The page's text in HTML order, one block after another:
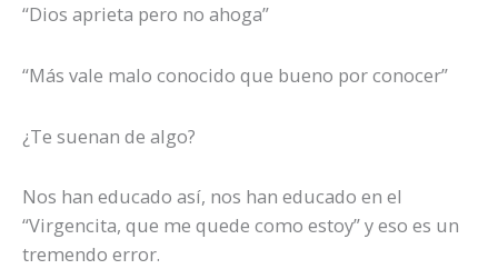
“Dios aprieta pero no ahoga”
“Más vale malo conocido que bueno por conocer”
¿Te suenan de algo?
Nos han educado así, nos han educado en el
“Virgencita, que me quede como estoy” y eso es un
tremendo error.